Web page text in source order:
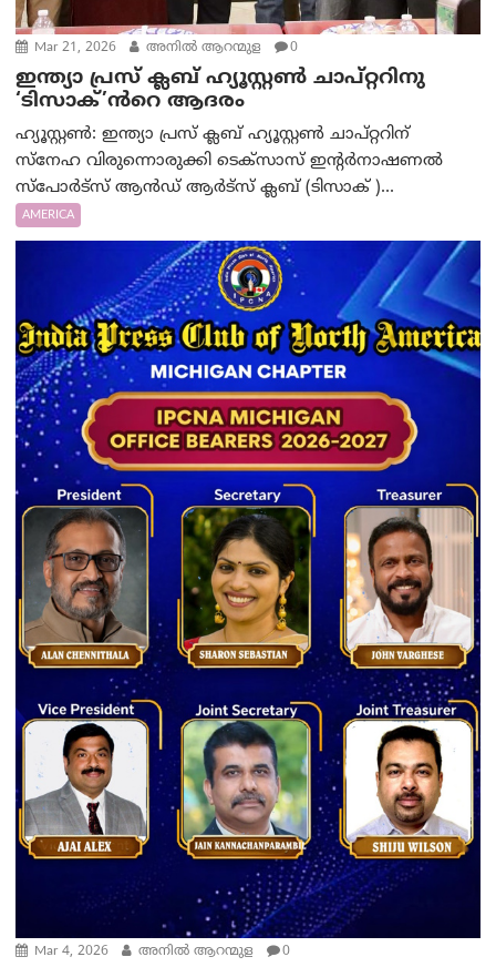
Mar 21, 2026 അനിൽ ആറന്മുള 0
ഇന്ത്യാ പ്രസ് ക്ലബ് ഹ്യൂസ്റ്റൺ ചാപ്റ്ററിനു
‘ടിസാക്’ൻറെ ആദരം
ഹ്യൂസ്റ്റൺ: ഇന്ത്യാ പ്രസ് ക്ലബ് ഹ്യൂസ്റ്റൺ ചാപ്റ്ററിന്
സ്നേഹ വിരുന്നൊരുക്കി ടെക്സാസ് ഇന്റർനാഷണൽ
സ്പോർട്സ് ആൻഡ് ആർട്സ് ക്ലബ് (ടിസാക് )...
AMERICA
Mar 4, 2026 അനിൽ ആറന്മുള 0